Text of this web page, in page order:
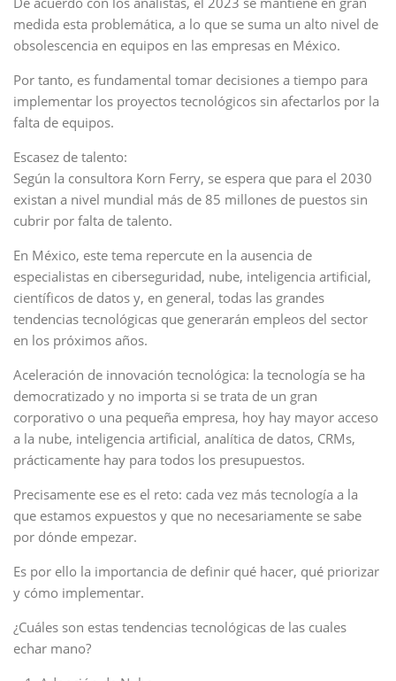
medida esta problemática, a lo que se suma un alto nivel de
obsolescencia en equipos en las empresas en México.
Por tanto, es fundamental tomar decisiones a tiempo para
implementar los proyectos tecnológicos sin afectarlos por la
falta de equipos.
Escasez de talento:
Según la consultora Korn Ferry, se espera que para el 2030
existan a nivel mundial más de 85 millones de puestos sin
cubrir por falta de talento.
En México, este tema repercute en la ausencia de
especialistas en ciberseguridad, nube, inteligencia artificial,
científicos de datos y, en general, todas las grandes
tendencias tecnológicas que generarán empleos del sector
en los próximos años.
Aceleración de innovación tecnológica: la tecnología se ha
democratizado y no importa si se trata de un gran
corporativo o una pequeña empresa, hoy hay mayor acceso
a la nube, inteligencia artificial, analítica de datos, CRMs,
prácticamente hay para todos los presupuestos.
Precisamente ese es el reto: cada vez más tecnología a la
que estamos expuestos y que no necesariamente se sabe
por dónde empezar.
Es por ello la importancia de definir qué hacer, qué priorizar
y cómo implementar.
¿Cuáles son estas tendencias tecnológicas de las cuales
echar mano?